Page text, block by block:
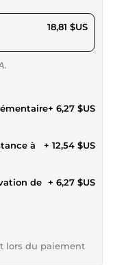
18,81 $US
+ 6,27 $US
à
+ 12,54 $US
de + 6,27 $US
lors du paiement